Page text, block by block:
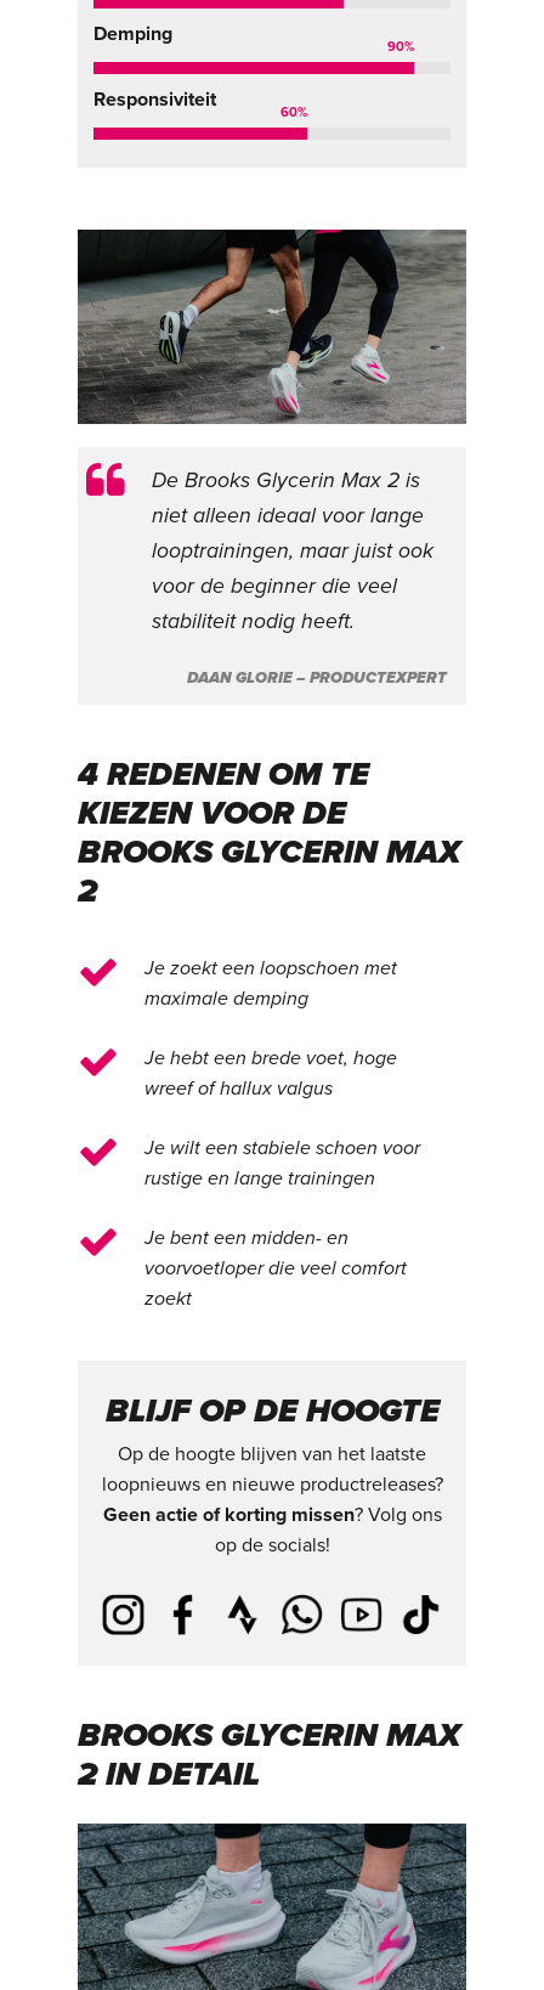
Demping
90%
Responsiviteit
60%
De Brooks Glycerin Max 2 is
niet alleen ideaal voor lange
looptrainingen, maar juist ook
voor de beginner die veel
stabiliteit nodig heeft.
DAAN GLORIE – PRODUCTEXPERT
4 REDENEN OM TE
KIEZEN VOOR DE
BROOKS GLYCERIN MAX
2
Je zoekt een loopschoen met
maximale demping
Je hebt een brede voet, hoge
wreef of hallux valgus
Je wilt een stabiele schoen voor
rustige en lange trainingen
Je bent een midden- en
voorvoetloper die veel comfort
zoekt
BLIJF OP DE HOOGTE
Op de hoogte blijven van het laatste
loopnieuws en nieuwe productreleases?
Geen actie of korting missen? Volg ons
op de socials!
BROOKS GLYCERIN MAX
2 IN DETAIL